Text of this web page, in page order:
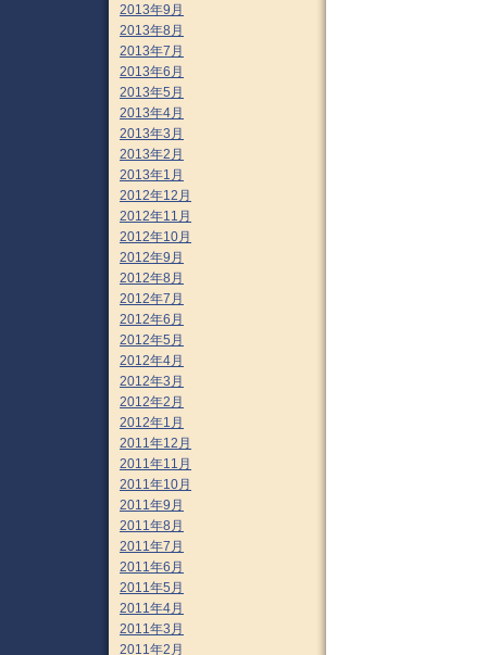
2013年9月
2013年8月
2013年7月
2013年6月
2013年5月
2013年4月
2013年3月
2013年2月
2013年1月
2012年12月
2012年11月
2012年10月
2012年9月
2012年8月
2012年7月
2012年6月
2012年5月
2012年4月
2012年3月
2012年2月
2012年1月
2011年12月
2011年11月
2011年10月
2011年9月
2011年8月
2011年7月
2011年6月
2011年5月
2011年4月
2011年3月
2011年2月